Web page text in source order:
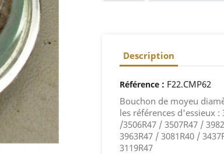
Description
Référence : F22.CMP62
Bouchon de moyeu
les références d'essieux :
/3506R47 / 3507R47 /
3963R47 / 3081R40 /
3119R47